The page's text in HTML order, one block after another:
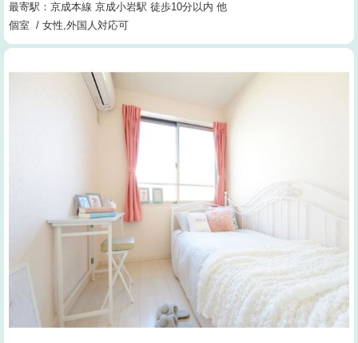
最寄駅：京成本線 京成小岩駅 徒歩10分以内 他
個室 / 女性,外国人対応可